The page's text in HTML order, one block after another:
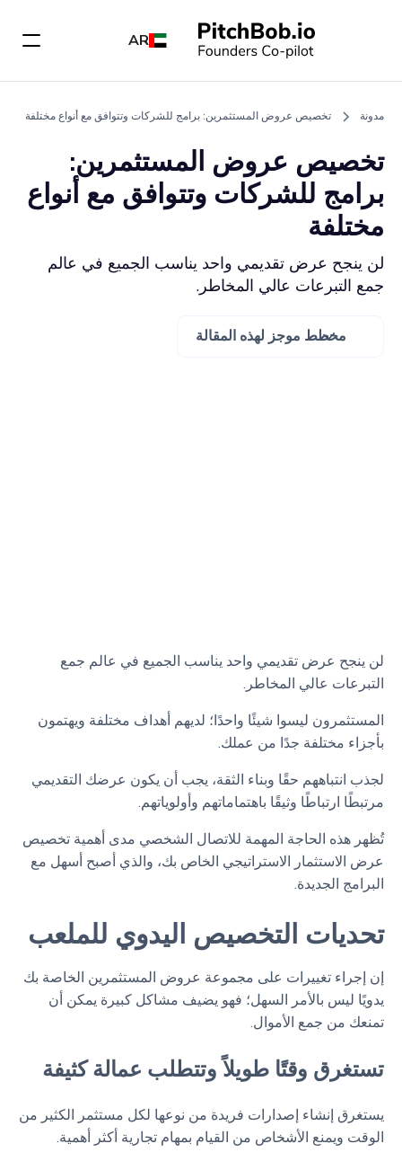
AR
مدونة تخصيص عروض المستثمرين: برامج للشركات وتتوافق مع أنواع مختلفة
تخصيص عروض المستثمرين:
برامج للشركات وتتوافق مع أنواع
مختلفة
لن ينجح عرض تقديمي واحد يناسب الجميع في عالم
جمع التبرعات عالي المخاطر.
مخطط موجز لهذه المقالة
لن ينجح عرض تقديمي واحد يناسب الجميع في عالم جمع
التبرعات عالي المخاطر.
المستثمرون ليسوا شيئًا واحدًا؛ لديهم أهداف مختلفة ويهتمون
بأجزاء مختلفة جدًا من عملك.
لجذب انتباههم حقًا وبناء الثقة، يجب أن يكون عرضك التقديمي
مرتبطًا ارتباطًا وثيقًا باهتماماتهم وأولوياتهم.
تُظهر هذه الحاجة المهمة للاتصال الشخصي مدى أهمية تخصيص
عرض الاستثمار الاستراتيجي الخاص بك، والذي أصبح أسهل مع
البرامج الجديدة.
تحديات التخصيص اليدوي للملعب
إن إجراء تغييرات على مجموعة عروض المستثمرين الخاصة بك
يدويًا ليس بالأمر السهل؛ فهو يضيف مشاكل كبيرة يمكن أن
تمنعك من جمع الأموال.
تستغرق وقتًا طويلاً وتتطلب عمالة كثيفة
يستغرق إنشاء إصدارات فريدة من نوعها لكل مستثمر الكثير من
الوقت ويمنع الأشخاص من القيام بمهام تجارية أكثر أهمية.